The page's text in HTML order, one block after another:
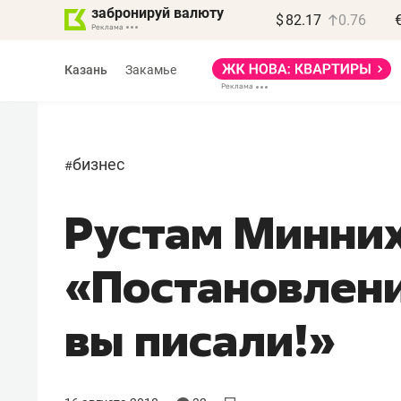
забронируй валюту $ 82.17 0.76
Казань Закамье
#бизнес
Рустам
вы писали!»
Василь Мазитов
МАРТ
«Не зная местных
правил, бизнес может
потерять минимум